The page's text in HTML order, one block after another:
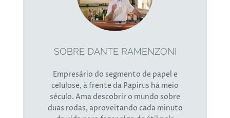
SOBRE DANTE RAMENZONI
Empresário do segmento de papel e
celulose, à frente da Papirus há meio
século. Ama descobrir o mundo sobre
duas rodas, aproveitando cada minuto